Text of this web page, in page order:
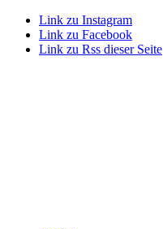
Link zu Instagram
Link zu Facebook
Link zu Rss dieser Seite